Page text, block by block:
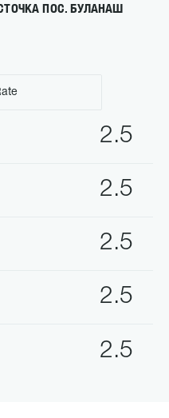
ПОС. БУЛАНАШ
2.5
2.5
2.5
2.5
2.5